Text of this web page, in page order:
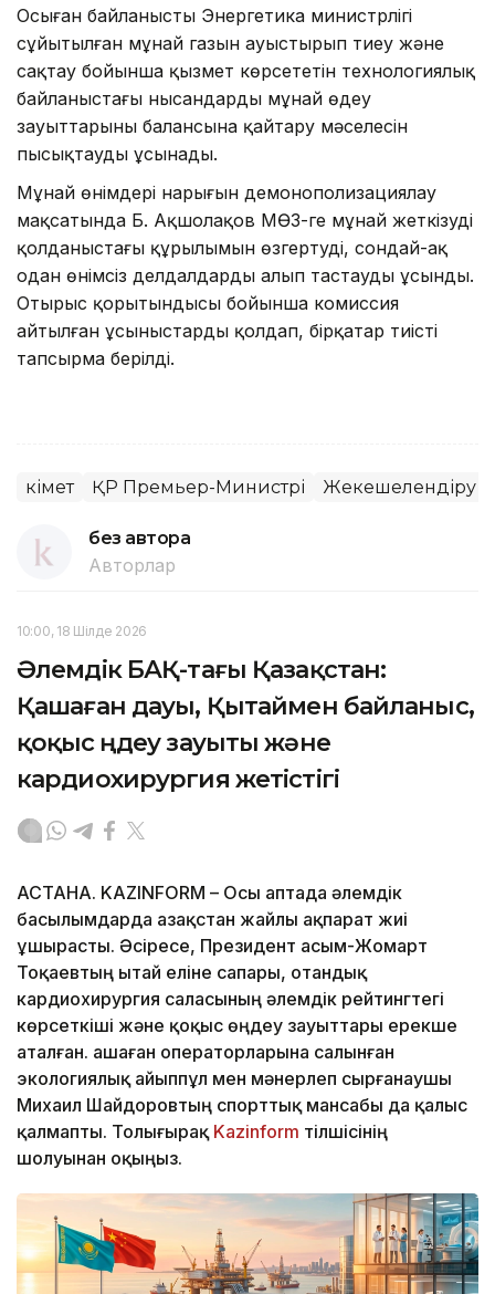
Осыған байланысты Энергетика министрлігі
сұйытылған мұнай газын ауыстырып тиеу және
сақтау бойынша қызмет көрсететін технологиялық
байланыстағы нысандарды мұнай өңдеу
зауыттарының балансына қайтару мәселесін
пысықтауды ұсынады.
Мұнай өнімдері нарығын демонополизациялау
мақсатында Б. Ақшолақов МӨЗ-ге мұнай жеткізудің
қолданыстағы құрылымын өзгертуді, сондай-ақ
одан өнімсіз делдалдарды алып тастауды ұсынды.
Отырыс қорытындысы бойынша комиссия
айтылған ұсыныстарды қолдап, бірқатар тиісті
тапсырма берілді.
Үкімет ҚР Премьер-Министрі Жекешелендіру
без автора
Авторлар
10:00, 18 Шілде 2026
Әлемдік БАҚ-тағы Қазақстан:
Қашаған дауы, Қытаймен байланыс,
қоқыс өңдеу зауыты және
кардиохирургия жетістігі
АСТАНА. KAZINFORM – Осы аптада әлемдік
басылымдарда Қазақстан жайлы ақпарат жиі
ұшырасты. Әсіресе, Президент Қасым-Жомарт
Тоқаевтың Қытай еліне сапары, отандық
кардиохирургия саласының әлемдік рейтингтегі
көрсеткіші және қоқыс өңдеу зауыттары ерекше
аталған. Қашаған операторларына салынған
экологиялық айыппұл мен мәнерлеп сырғанаушы
Михаил Шайдоровтың спорттық мансабы да қалыс
қалмапты. Толығырақ Kazinform тілшісінің
шолуынан оқыңыз.